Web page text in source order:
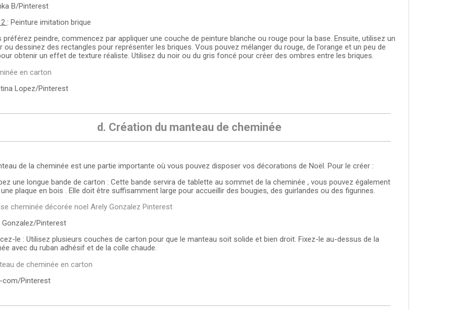
B/Pinterest
: Peinture imitation brique
préférez peindre, commencez par appliquer une couche de peinture blanche ou rouge pour la base. Ensuite, utilisez un
ou dessinez des rectangles pour représenter les briques. Vous pouvez mélanger du rouge, de l’orange et un peu de
obtenir un effet de texture réaliste. Utilisez du noir ou du gris foncé pour créer des ombres entre les briques.
Lopez/Pinterest
d. Création du manteau de cheminée
de la cheminée est une partie importante où vous pouvez disposer vos décorations de Noël. Pour le créer :
une longue bande de carton : Cette bande servira de tablette au sommet de la cheminée , vous pouvez également
plaque en bois . Elle doit être suffisamment large pour accueillir des bougies, des guirlandes ou des figurines.
Pinterest
le : Utilisez plusieurs couches de carton pour que le manteau soit solide et bien droit. Fixez-le au-dessus de la
avec du ruban adhésif et de la colle chaude.
Pinterest